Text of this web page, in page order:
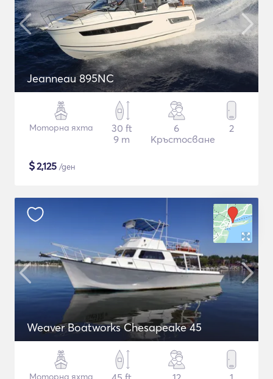
Jeanneau 895NC
Моторна яхта
30 ft
9 m
6
Кръстосване
2
$2,125 /ден
Weaver Boatworks Chesapeake 45
Моторна яхта